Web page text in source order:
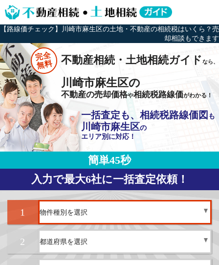
【路線価チェック】川崎市麻生区の土地・不動産の相続税はいくら？売
却相談もできます
完全
無料 不動産相続・土地相続ガイドなら、
川崎市麻生区の
不動産の売却価格や相続税路線価がわかる！
一括査定も、相続税路線価図 も
川崎市麻生区の
エリア別に対応！
簡単45秒
入力で最大6社に一括査定依頼！
1
2